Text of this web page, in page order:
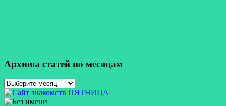
Архивы статей по месяцам
Архивы
статей
по